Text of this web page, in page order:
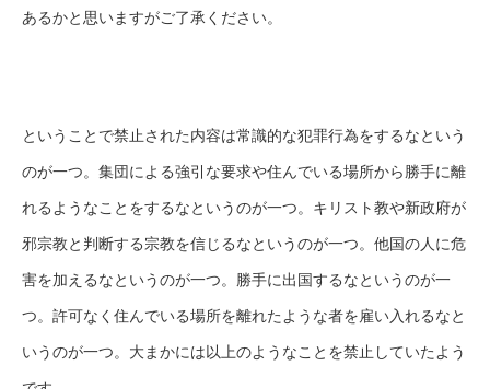
あるかと思いますがご了承ください。
ということで禁止された内容は常識的な犯罪行為をするなという
のが一つ。集団による強引な要求や住んでいる場所から勝手に離
れるようなことをするなというのが一つ。キリスト教や新政府が
邪宗教と判断する宗教を信じるなというのが一つ。他国の人に危
害を加えるなというのが一つ。勝手に出国するなというのが一
つ。許可なく住んでいる場所を離れたような者を雇い入れるなと
いうのが一つ。大まかには以上のようなことを禁止していたよう